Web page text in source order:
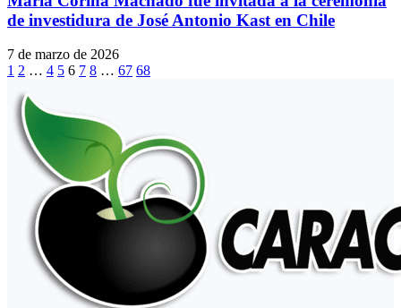
de investidura de José Antonio Kast en Chile
7 de marzo de 2026
1 2 … 4 5 6 7 8 … 67 68